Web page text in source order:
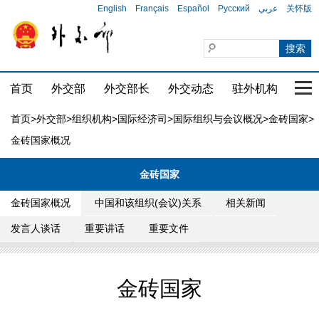
English Français Español Русский عربي 关怀版
首页 外交部 外交部长 外交动态 驻外机构 国
首页>外交部>组织机构>国际经济司>国际组织与会议概况>金砖国家>
金砖国家概况
金砖国家
金砖国家概况 中国和该组织(会议)关系 相关新闻
发言人谈话 重要讲话 重要文件
金砖国家